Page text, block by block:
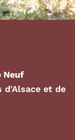
Neuf
d'Alsace et de